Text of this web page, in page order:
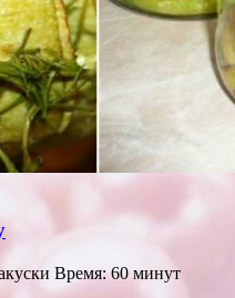
Время: 60 минут